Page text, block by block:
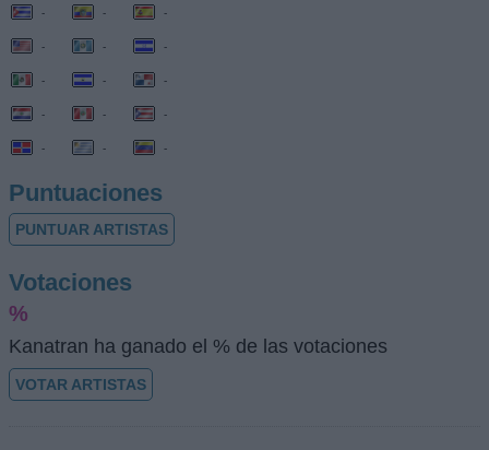
- - -
- - -
- - -
- - -
- - -
Puntuaciones
PUNTUAR ARTISTAS
Votaciones
%
Kanatran ha ganado el % de las votaciones
VOTAR ARTISTAS